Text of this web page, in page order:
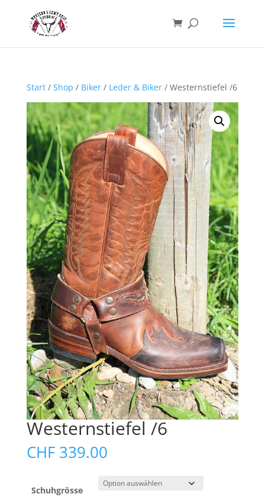
Start/ Shop / Biker/ Leder & Biker/ Westernstiefel /6
Westernstiefel /6
CHF339.00
Schuhgrösse